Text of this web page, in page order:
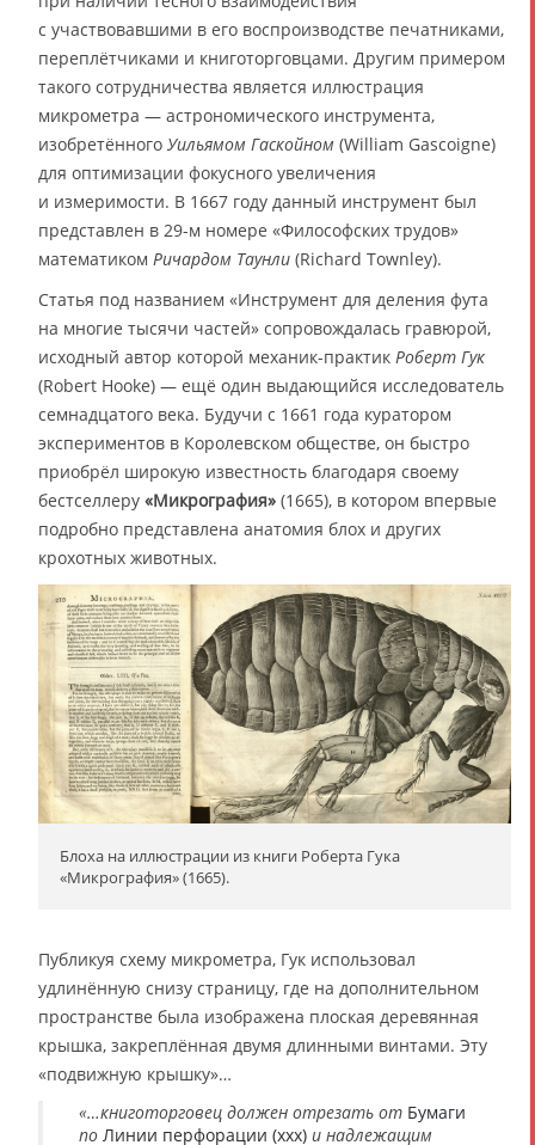
с участвовавшими в его воспроизводстве печатниками,
переплётчиками и книготорговцами. Другим примером
такого сотрудничества является иллюстрация
микрометра — астрономического инструмента,
изобретённого Уильямом Гаскойном (William Gascoigne)
для оптимизации фокусного увеличения
и измеримости. В 1667 году данный инструмент был
представлен в 29-м номере «Философских трудов»
математиком Ричардом Таунли (Richard Townley).
Статья под названием «Инструмент для деления фута
на многие тысячи частей» сопровождалась гравюрой,
исходный автор которой механик-практик Роберт Гук
(Robert Hooke) — ещё один выдающийся исследователь
семнадцатого века. Будучи с 1661 года куратором
экспериментов в Королевском обществе, он быстро
приобрёл широкую известность благодаря своему
бестселлеру «Микрография» (1665), в котором впервые
подробно представлена анатомия блох и других
крохотных животных.
Блоха на иллюстрации из книги Роберта Гука
«Микрография» (1665).
Публикуя схему микрометра, Гук использовал
удлинённую снизу страницу, где на дополнительном
пространстве была изображена плоская деревянная
крышка, закреплённая двумя длинными винтами. Эту
«подвижную крышку»…
«…книготорговец должен отрезать от Бумаги
по Линии перфорации (xxx) и надлежащим